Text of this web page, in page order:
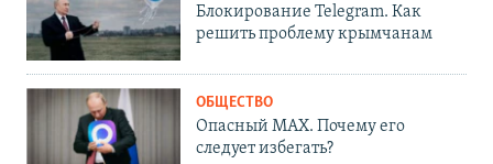
Блокирование Telegram. Как
решить проблему крымчанам
ОБЩЕСТВО
Опасный MAX. Почему его
следует избегать?